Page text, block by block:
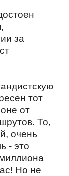
за
тот
от
То,
очень
- это
Но не